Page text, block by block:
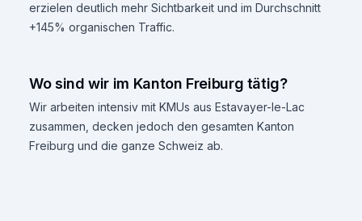
erzielen deutlich mehr Sichtbarkeit und im Durchschnitt
+145% organischen Traffic.
Wo sind wir im Kanton Freiburg tätig?
Wir arbeiten intensiv mit KMUs aus Estavayer-le-Lac
zusammen, decken jedoch den gesamten Kanton
Freiburg und die ganze Schweiz ab.